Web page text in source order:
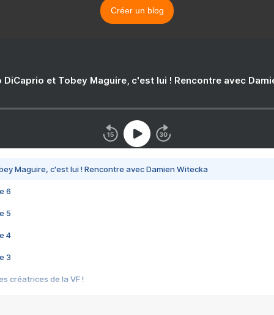
Créer un blog
DiCaprio et Tobey Maguire, c'est lui ! Rencontre avec
Maguire, c'est lui ! Rencontre avec Damien Witecka
6
5
4
3
créatrices de la VF !